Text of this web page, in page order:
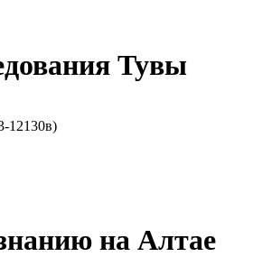
Тувы
12130в)
на Алтае